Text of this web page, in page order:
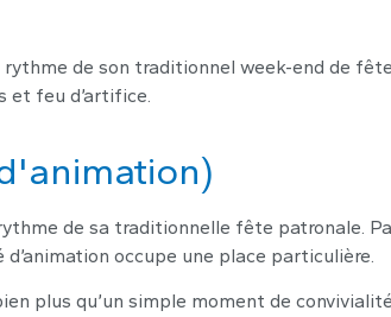
de son traditionnel week-end de
et feu d’artifice.
de sa traditionnelle fête patronale.
occupe une place particulière.
plus qu’un simple moment de